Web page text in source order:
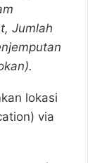
Jumlah
lokasi
via